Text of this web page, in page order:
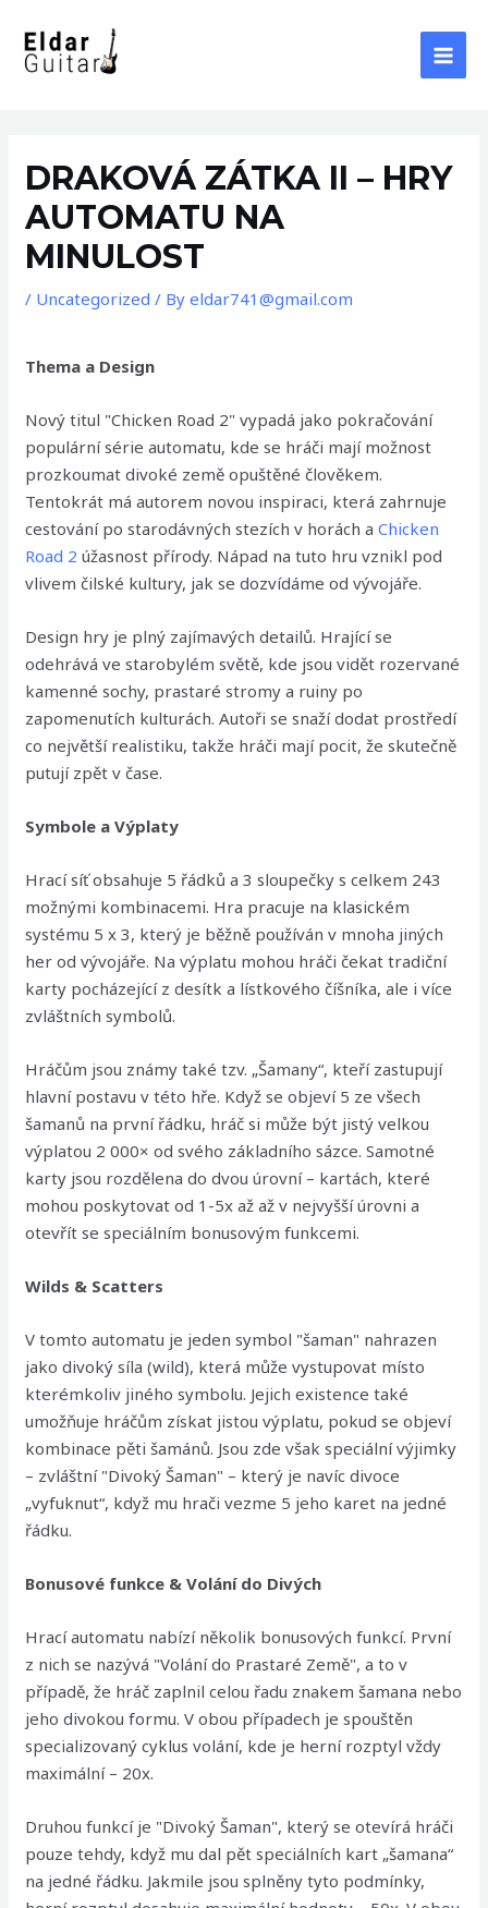
content
DRAKOVÁ ZÁTKA II – HRY
AUTOMATU NA
MINULOST
/ Uncategorized / Byeldar741@gmail.com
Thema a Design
Nový titul "Chicken Road 2" vypadá jako pokračování
populární série automatu, kde se hráči mají možnost
prozkoumat divoké země opuštěné člověkem.
Tentokrát má autorem novou inspiraci, která zahrnuje
cestování po starodávných stezích v horách aChicken
Road 2 úžasnost přírody. Nápad na tuto hru vznikl pod
vlivem čilské kultury, jak se dozvídáme od vývojáře.
Design hry je plný zajímavých detailů. Hrající se
odehrává ve starobylém světě, kde jsou vidět rozervané
kamenné sochy, prastaré stromy a ruiny po
zapomenutích kulturách. Autoři se snaží dodat prostředí
co největší realistiku, takže hráči mají pocit, že skutečně
putují zpět v čase.
Symbole a Výplaty
Hrací síť obsahuje 5 řádků a 3 sloupečky s celkem 243
možnými kombinacemi. Hra pracuje na klasickém
systému 5 x 3, který je běžně používán v mnoha jiných
her od vývojáře. Na výplatu mohou hráči čekat tradiční
karty pocházející z desítk a lístkového číšníka, ale i více
zvláštních symbolů.
Hráčům jsou známy také tzv. „Šamany“, kteří zastupují
hlavní postavu v této hře. Když se objeví 5 ze všech
šamanů na první řádku, hráč si může být jistý velkou
výplatou 2 000× od svého základního sázce. Samotné
karty jsou rozdělena do dvou úrovní – kartách, které
mohou poskytovat od 1-5x až až v nejvyšší úrovni a
otevřít se speciálním bonusovým funkcemi.
Wilds & Scatters
V tomto automatu je jeden symbol "šaman" nahrazen
jako divoký síla (wild), která může vystupovat místo
kterémkoliv jiného symbolu. Jejich existence také
umožňuje hráčům získat jistou výplatu, pokud se objeví
kombinace pěti šamánů. Jsou zde však speciální výjimky
– zvláštní "Divoký Šaman" – který je navíc divoce
„vyfuknut“, když mu hrači vezme 5 jeho karet na jedné
řádku.
Bonusové funkce & Volání do Divých
Hrací automatu nabízí několik bonusových funkcí. První
z nich se nazývá "Volání do Prastaré Země", a to v
případě, že hráč zaplnil celou řadu znakem šamana nebo
jeho divokou formu. V obou případech je spouštěn
specializovaný cyklus volání, kde je herní rozptyl vždy
maximální – 20x.
Druhou funkcí je "Divoký Šaman", který se otevírá hráči
pouze tehdy, když mu dal pět speciálních kart „šamana“
na jedné řádku. Jakmile jsou splněny tyto podmínky,